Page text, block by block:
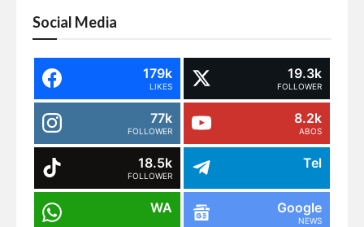
Social Media
179k
LIKES
19.3k
FOLLOWER
77k
FOLLOWER
8.2k
ABOS
18.5k
FOLLOWER
Tel
WA Google
NEWS